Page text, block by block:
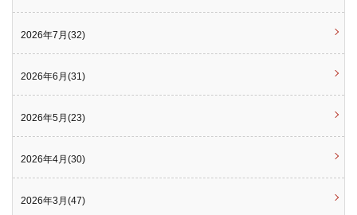
2026年7月(32)
2026年6月(31)
2026年5月(23)
2026年4月(30)
2026年3月(47)